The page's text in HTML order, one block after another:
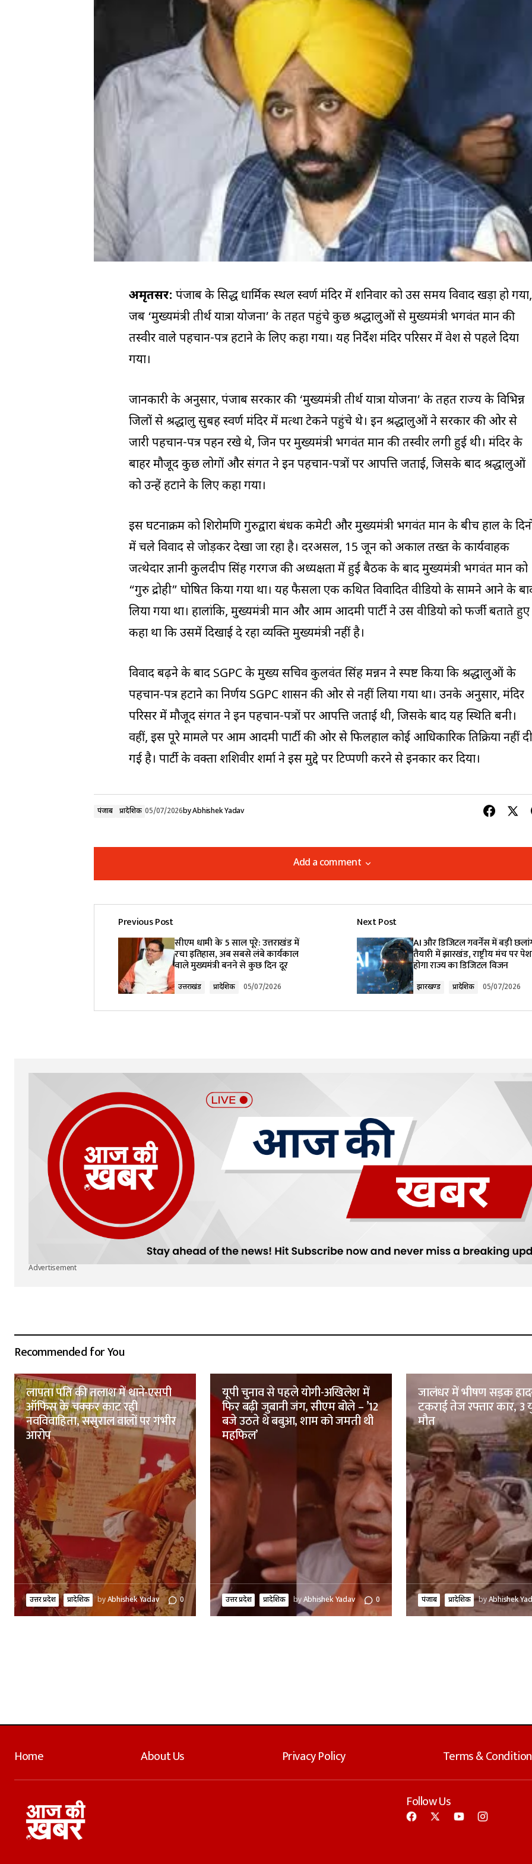
अमृतसर: पंजाब के प्रसिद्ध धार्मिक स्थल स्वर्ण मंदिर में शनिवार को उस समय विवाद खड़ा हो गया,
जब ‘मुख्यमंत्री तीर्थ यात्रा योजना’ के तहत पहुंचे कुछ श्रद्धालुओं से मुख्यमंत्री भगवंत मान की
तस्वीर वाले पहचान-पत्र हटाने के लिए कहा गया। यह निर्देश मंदिर परिसर में प्रवेश से पहले दिया
गया।
जानकारी के अनुसार, पंजाब सरकार की ‘मुख्यमंत्री तीर्थ यात्रा योजना’ के तहत राज्य के विभिन्न
जिलों से श्रद्धालु सुबह स्वर्ण मंदिर में मत्था टेकने पहुंचे थे। इन श्रद्धालुओं ने सरकार की ओर से
जारी पहचान-पत्र पहन रखे थे, जिन पर मुख्यमंत्री भगवंत मान की तस्वीर लगी हुई थी। मंदिर के
बाहर मौजूद कुछ लोगों और संगत ने इन पहचान-पत्रों पर आपत्ति जताई, जिसके बाद श्रद्धालुओं
को उन्हें हटाने के लिए कहा गया।
इस घटनाक्रम को शिरोमणि गुरुद्वारा प्रबंधक कमेटी और मुख्यमंत्री भगवंत मान के बीच हाल के
में चले विवाद से जोड़कर देखा जा रहा है। दरअसल, 15 जून को अकाल तख्त के कार्यवाहक
जत्थेदार ज्ञानी कुलदीप सिंह गरगज की अध्यक्षता में हुई बैठक के बाद मुख्यमंत्री भगवंत मान को
“गुरु द्रोही” घोषित किया गया था। यह फैसला एक कथित विवादित वीडियो के सामने आने के
लिया गया था। हालांकि, मुख्यमंत्री मान और आम आदमी पार्टी ने उस वीडियो को फर्जी बताते हुए
कहा था कि उसमें दिखाई दे रहा व्यक्ति मुख्यमंत्री नहीं है।
विवाद बढ़ने के बाद SGPC के मुख्य सचिव कुलवंत सिंह मन्नन ने स्पष्ट किया कि श्रद्धालुओं के
पहचान-पत्र हटाने का निर्णय SGPC प्रशासन की ओर से नहीं लिया गया था। उनके अनुसार, मंदिर
परिसर में मौजूद संगत ने इन पहचान-पत्रों पर आपत्ति जताई थी, जिसके बाद यह स्थिति बनी।
वहीं, इस पूरे मामले पर आम आदमी पार्टी की ओर से फिलहाल कोई आधिकारिक प्रतिक्रिया नहीं दी
गई है। पार्टी के प्रवक्ता शशिवीर शर्मा ने इस मुद्दे पर टिप्पणी करने से इनकार कर दिया।
पंजाब प्रादेशिक 05/07/2026byAbhishek Yadav
Add a comment
Add a comment
Your email address will not be published.Required fields are marked*
Comment
Previous Post
सीएम धामी के 5 साल पूरे: उत्तराखंड में
रचा इतिहास, अब सबसे लंबे कार्यकाल
वाले मुख्यमंत्री बनने से कुछ दिन दूर
उत्तराखंड प्रादेशिक 05/07/2026
Next Post
AI और डिजिटल गवर्नेंस में बड़ी
तैयारी में झारखंड, राष्ट्रीय मंच पर पेश
होगा राज्य का डिजिटल विजन
झारखण्ड प्रादेशिक 05/07/2026
Advertisement
Recommended for You
लापता पति की तलाश में थाने-एसपी
ऑफिस के चक्कर काट रही
नवविवाहिता, ससुराल वालों पर गंभीर
आरोप
उत्तर प्रदेश प्रादेशिक byAbhishek Yadav 0
यूपी चुनाव से पहले योगी-अखिलेश में
फिर बढ़ी जुबानी जंग, सीएम बोले – ’12
बजे उठते थे बबुआ, शाम को जमती थी
महफिल’
उत्तर प्रदेश प्रादेशिक byAbhishek Yadav 0
जालंधर में भीषण सड़क
टकराई तेज रफ्तार कार, 3
मौत
पंजाब प्रादेशिक byAbhishek
Home About Us Privacy Policy Terms &
Follow Us